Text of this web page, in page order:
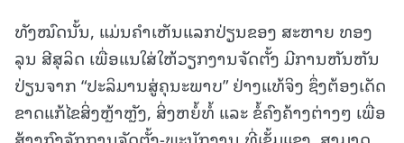
ທັງໝົດນັ້ນ, ແມ່ນຄໍາເຫັນແລກປ່ຽນຂອງ ສະຫາຍ ທອງ
ລຸນ ສີສຸລິດ ເພື່ອແນໃສ່ໃຫ້ວຽກງານຈັດຕັ້ງ ມີການຫັນຫັນ
ປ່ຽນຈາກ “ປະລິມານສູ່ຄຸນະພາບ” ຢ່າງແທ້ຈິງ ຊຶ່ງຕ້ອງເດັດ
ຂາດແກ້ໄຂສິ່ງຫຼ້າຫຼັງ, ສິ່ງຫຍໍ້ທໍ້ ແລະ ຂໍ້ຄົງຄ້າງຕ່າງໆ ເພື່ອ